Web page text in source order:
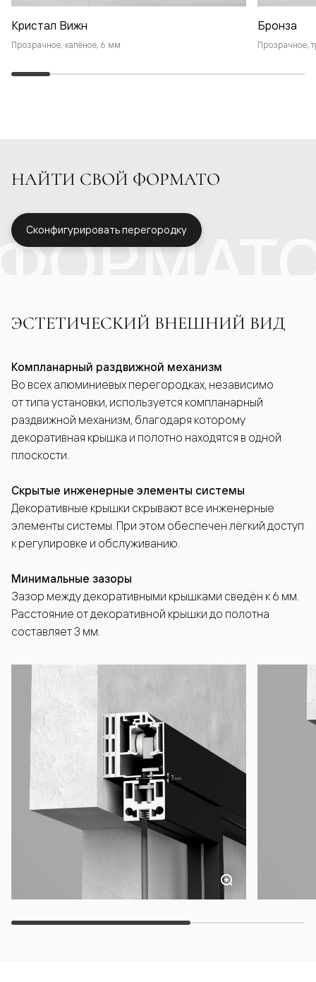
Кристал Вижн
Прозрачное, калёное, 6 мм
Бронза
Прозрачное,
НАЙТИ СВОЙ ФОРМАТО
Сконфигурировать перегородку
ЭСТЕТИЧЕСКИЙ ВНЕШНИЙ ВИД
Компланарный раздвижной механизм
Во всех алюминиевых перегородках, независимо
от типа установки, используется компланарный
раздвижной механизм, благодаря которому
декоративная крышка и полотно находятся в одной
плоскости.
Скрытые инженерные элементы системы
Декоративные крышки скрывают все инженерные
элементы системы. При этом обеспечен лёгкий доступ
к регулировке и обслуживанию.
Минимальные зазоры
Зазор между декоративными крышками сведён к 6 мм.
Расстояние от декоративной крышки до полотна
составляет 3 мм.